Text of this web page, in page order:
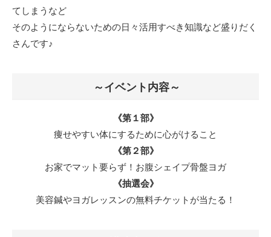
てしまうなど
そのようにならないための日々活用すべき知識など盛りだく
さんです♪
～イベント内容～
《第１部》
痩せやすい体にするために心がけること
《第２部》
お家でマット要らず！お腹シェイプ骨盤ヨガ
《抽選会》
美容鍼やヨガレッスンの無料チケットが当たる！